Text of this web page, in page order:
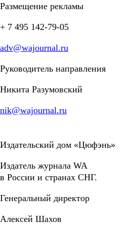
Размещение рекламы
+ 7 495 142-79-05
adv@wajournal.ru
Руководитель направления
Никита Разумовский
nik@wajournal.ru
Издательский дом «Цюфэнь»
Издатель журнала WA
в России и странах СНГ.
Генеральный директор
Алексей Шахов